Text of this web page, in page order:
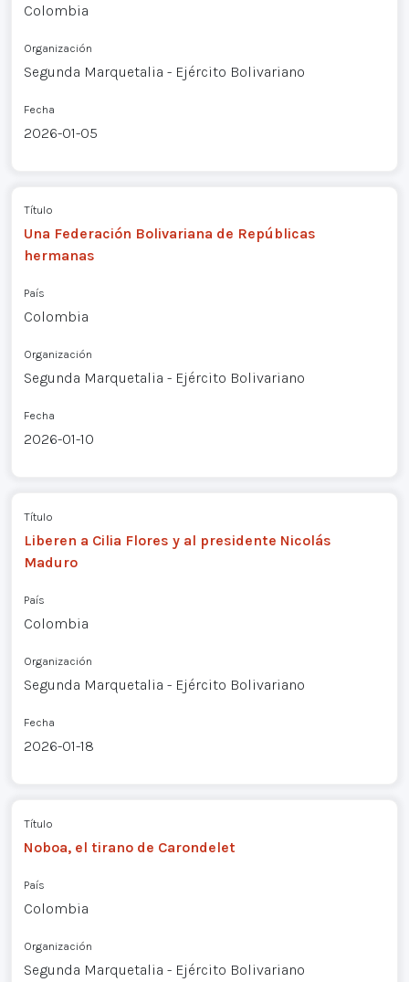
Colombia
Organización
Segunda Marquetalia - Ejército Bolivariano
Fecha
2026-01-05
Título
Una Federación Bolivariana de Repúblicas
hermanas
País
Colombia
Organización
Segunda Marquetalia - Ejército Bolivariano
Fecha
2026-01-10
Título
Liberen a Cilia Flores y al presidente Nicolás
Maduro
País
Colombia
Organización
Segunda Marquetalia - Ejército Bolivariano
Fecha
2026-01-18
Título
Noboa, el tirano de Carondelet
País
Colombia
Organización
Segunda Marquetalia - Ejército Bolivariano